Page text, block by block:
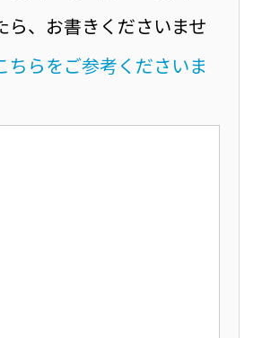
ら、お書きくださいませ
ちらをご参考くださいま